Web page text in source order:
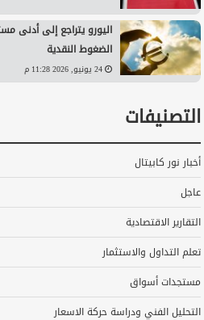
اليورو يتراجع إلى أدنى
الضغوط النقدية
24 يونيو, 2026 11:28 م
التصنيفات
أخبار نور كابيتال
عاجل
التقارير الاقتصادية
تعلم التداول والاستثمار
مستجدات أسواق
التحليل الفني ودراسة حركة الاسعار